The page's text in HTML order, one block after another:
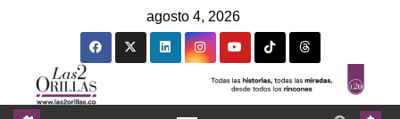
agosto 4, 2026